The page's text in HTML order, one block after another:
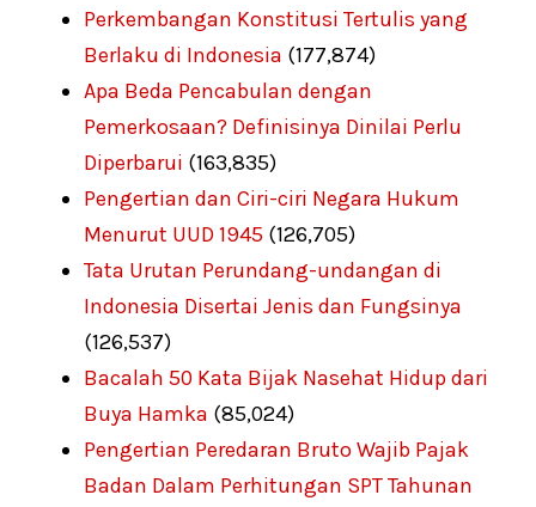
Perkembangan Konstitusi Tertulis yang
Berlaku di Indonesia (177,874)
Apa Beda Pencabulan dengan
Pemerkosaan? Definisinya Dinilai Perlu
Diperbarui (163,835)
Pengertian dan Ciri-ciri Negara Hukum
Menurut UUD 1945 (126,705)
Tata Urutan Perundang-undangan di
Indonesia Disertai Jenis dan Fungsinya
(126,537)
Bacalah 50 Kata Bijak Nasehat Hidup dari
Buya Hamka (85,024)
Pengertian Peredaran Bruto Wajib Pajak
Badan Dalam Perhitungan SPT Tahunan